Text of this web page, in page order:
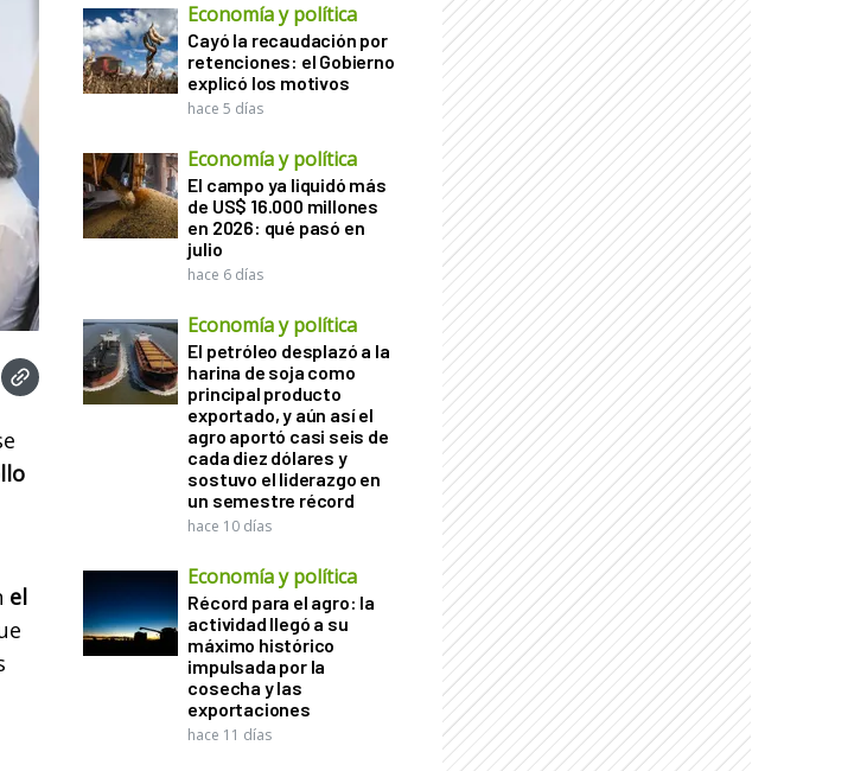
el
Economía y política
Cayó la recaudación por
retenciones: el Gobierno
explicó los motivos
hace 5 días
Economía y política
El campo ya liquidó más
de US$ 16.000 millones
en 2026: qué pasó en
julio
hace 6 días
Economía y política
El petróleo desplazó a la
harina de soja como
principal producto
exportado, y aún así el
agro aportó casi seis de
cada diez dólares y
sostuvo el liderazgo en
un semestre récord
hace 10 días
Economía y política
Récord para el agro: la
actividad llegó a su
máximo histórico
impulsada por la
cosecha y las
exportaciones
hace 11 días